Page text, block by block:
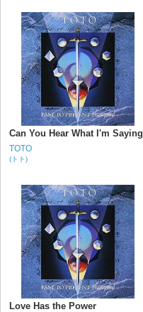
Can You Hear What I'm Saying
TOTO
(トト)
Love Has the Power